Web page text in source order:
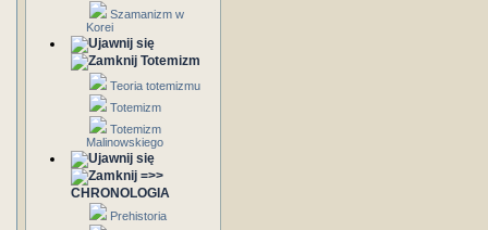
Szamanizm w
Korei
Totemizm
Teoria totemizmu
Totemizm
Totemizm
Malinowskiego
=>>
CHRONOLOGIA
Prehistoria